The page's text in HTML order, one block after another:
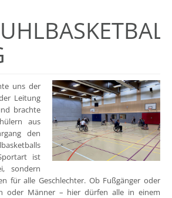
uns der
Leitung
brachte
aus
den
ist
sondern
für alle Geschlechter. Ob Fußgänger oder
oder Männer – hier dürfen alle in einem